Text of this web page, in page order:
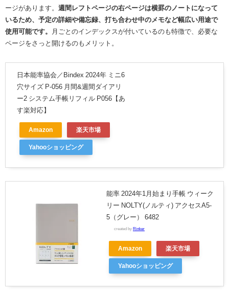
ージがあります。 週間レフトページの右ページは横罫のノートになって
いるため、予定の詳細や備忘録、打ち合わせ中のメモなど幅広い用途で
使用可能です。
月ごとのインデックスが付いているのも特徴で、必要な
ページをさっと開けるのもメリット。
日本能率協会／Bindex 2024年 ミニ6
穴サイズ P-056 月間&週間ダイアリ
ー2 システム手帳リフィル P056【あ
す楽対応】
Amazon 楽天市場
Yahooショッピング
能率 2024年1月始まり手帳 ウィーク
リー NOLTY(ノルティ) アクセスA5-
5（グレー） 6482
created by Rinker
Amazon 楽天市場
Yahooショッピング